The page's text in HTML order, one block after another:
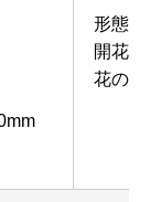
形態：
開花
花の色